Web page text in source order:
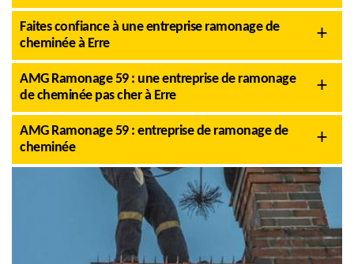
Faites confiance à une entreprise ramonage de
cheminée à Erre
AMG Ramonage 59 : une entreprise de ramonage
de cheminée pas cher à Erre
AMG Ramonage 59 : entreprise de ramonage de
cheminée